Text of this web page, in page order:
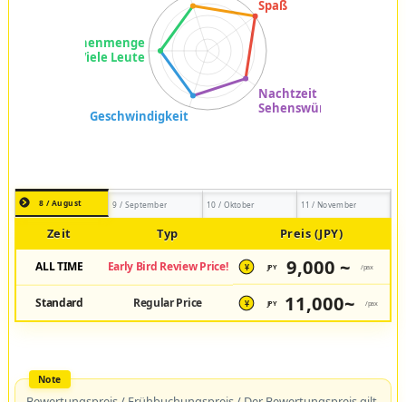
8 / August 9 / September 10 / Oktober 11 / November
Zeit Typ Preis (JPY)
ALL TIME Early Bird Review Price! ¥ JPY 9,000 ~ /pax
Standard Regular Price ¥ JPY 11,000~ /pax